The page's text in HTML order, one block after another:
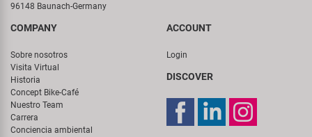
96148 Baunach-Germany
COMPANY
Sobre nosotros
Visita Virtual
Historia
Concept Bike-Café
Nuestro Team
Carrera
Conciencia ambiental
ACCOUNT
Login
DISCOVER